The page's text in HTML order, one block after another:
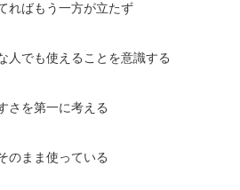
ればもう一方が立たず
でも使えることを意識する
を第一に考える
まま使っている